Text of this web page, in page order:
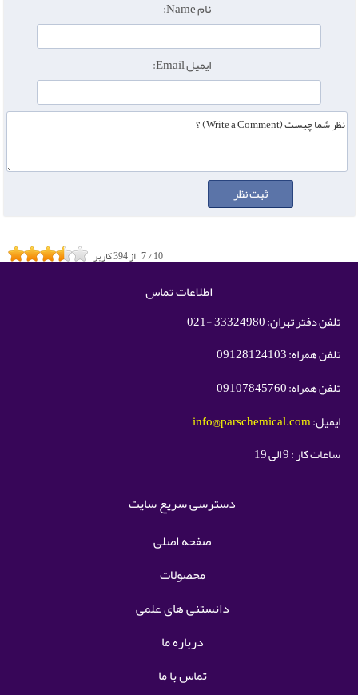
نام Name:
ایمیل Email:
7/10 از394کاربر
اطلاعات تماس
تلفن دفتر تهران: 33324980 -021
تلفن همراه: 09128124103
تلفن همراه: 09107845760
ایمیل:info@parschemical.com
ساعات کار : 9 الی 19
دسترسی سریع سایت
صفحه اصلی
محصولات
دانستنی های علمی
درباره ما
تماس با ما